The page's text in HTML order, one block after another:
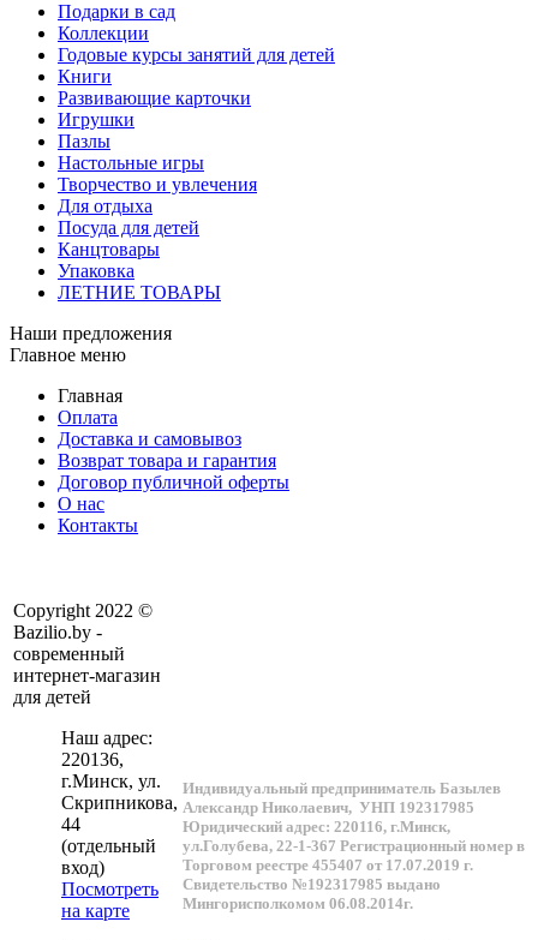
Подарки в сад
Коллекции
Годовые курсы занятий для детей
Книги
Развивающие карточки
Игрушки
Пазлы
Настольные игры
Творчество и увлечения
Для отдыха
Посуда для детей
Канцтовары
Упаковка
ЛЕТНИЕ ТОВАРЫ
Наши предложения
Главное меню
Главная
Оплата
Доставка и самовывоз
Возврат товара и гарантия
Договор публичной оферты
О нас
Контакты
Copyright 2022 ©
Bazilio.by -
современный
интернет-магазин
для детей
Наш адрес:
220136,
г.Минск, ул.
Скрипникова,
44
(отдельный
вход)
Посмотреть
на карте
Индивидуальный предприниматель Базылев
Александр Николаевич, УНП 192317985
Юридический адрес: 220116, г.Минск,
ул.Голубева, 22-1-367 Регистрационный номер в
Торговом реестре 455407 от 17.07.2019 г.
Свидетельство №192317985 выдано
Мингорисполкомом 06.08.2014г.